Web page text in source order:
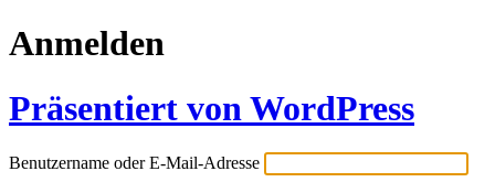
Anmelden
Präsentiert von WordPress
Benutzername oder E-Mail-Adresse